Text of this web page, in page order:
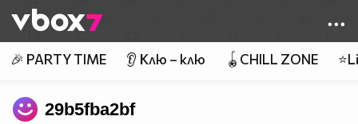
👾
🎉 PARTY TIME 👂 Клю – клю 🪀CHILL ZONE
29b5fba2bf